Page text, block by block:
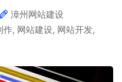
漳州网站建设
作, 网站建设, 网站开发,